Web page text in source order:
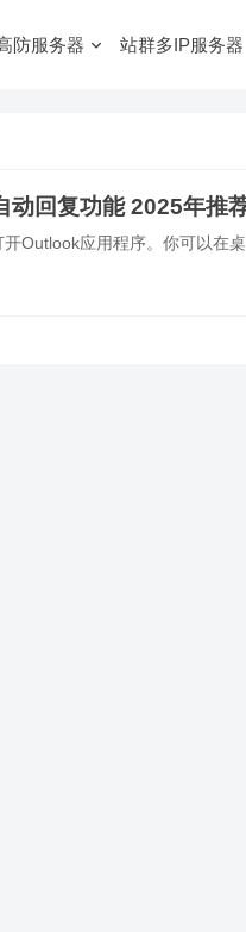
防服务器 站群多IP服务器
回复功能 2025年推
Outlook应用程序。你可以在